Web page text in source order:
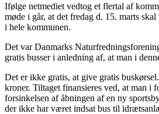
Ifølge netmediet vedtog et flertal af
møde i går, at det fredag d. 15. marts
i hele kommunen.
Det var Danmarks
gratis busser i anledning af, at man i
Det er ikke gratis, at give gratis
kroner. Tiltaget finansieres ved, at man i
forsinkelsen af åbningen af en ny
der ikke har været indsat bus til